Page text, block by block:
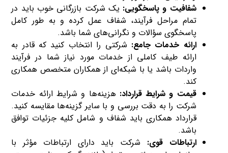
شفافیت و پاسخگویی: یک شرکت بازرگانی خوب باید در
تمام مراحل فرآیند، شفاف عمل کرده و به طور کامل
پاسخگوی سؤالات و نگرانی‌های شما باشد.
ارائه خدمات جامع: شرکتی را انتخاب کنید که قادر به
ارائه طیف کاملی از خدمات مورد نیاز شما در فرآیند
واردات باشد یا با شبکه‌ای از همکاران متخصص همکاری
کند.
قیمت و شرایط قرارداد: هزینه‌ها و شرایط ارائه خدمات
شرکت را به دقت بررسی و با سایر گزینه‌ها مقایسه کنید.
قرارداد همکاری باید شفاف و شامل کلیه جزئیات توافق
باشد.
ارتباطات قوی: شرکت باید دارای ارتباطات مؤثر با